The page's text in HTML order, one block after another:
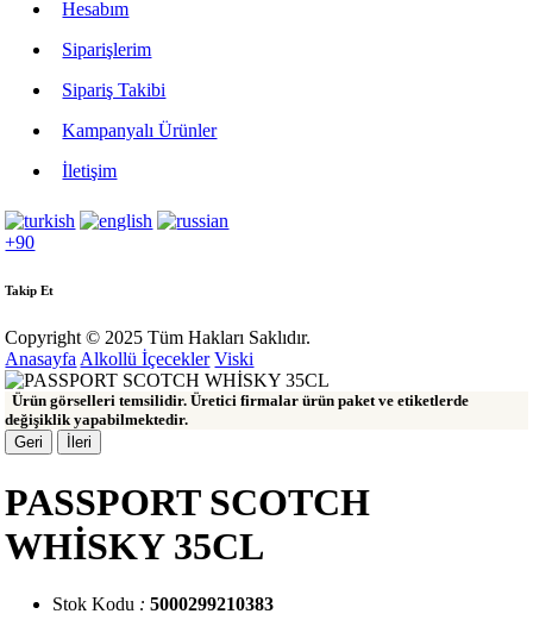
Hesabım
Siparişlerim
Sipariş Takibi
Kampanyalı Ürünler
İletişim
+90
Takip Et
Copyright © 2025 Tüm Hakları Saklıdır.
Anasayfa Alkollü İçecekler Viski
Ürün görselleri temsilidir. Üretici firmalar ürün paket ve etiketlerde
değişiklik yapabilmektedir.
Geri
İleri
PASSPORT SCOTCH
WHİSKY 35CL
Stok Kodu : 5000299210383